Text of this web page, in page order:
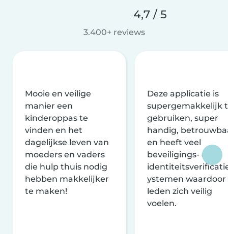
4,7 / 5
3.400+ reviews
Mooie en veilige
manier een
kinderoppas te
vinden en het
dagelijkse leven van
moeders en vaders
die hulp thuis nodig
hebben makkelijker
te maken!
Deze applicatie is
supergemakkelijk
gebruiken, super
handig,
en heeft veel
beveiligings- en
ystemen waardoor
leden zich veilig
voelen.